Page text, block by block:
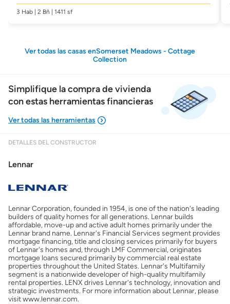
3 Hab | 2 Bñ | 1411 sf
Ver todas las casas enSomerset Meadows - Cottage
Collection
Simplifique la compra de vivienda
con estas herramientas financieras
Costos casa nueva vs. usada
Obtener mi puntaje de crédito
Calcular mi hipoteca
Obtener Aprobación Previa
Preparar mi casa para la venta
DETALLES DEL CONSTRUCTOR
Lennar
Lennar Corporation, founded in 1954, is one of the nation's leading
builders of quality homes for all generations. Lennar builds
affordable, move-up and active adult homes primarily under the
Lennar brand name. Lennar's Financial Services segment provides
mortgage financing, title and closing services primarily for buyers
of Lennar's homes and, through LMF Commercial, originates
mortgage loans secured primarily by commercial real estate
properties throughout the United States. Lennar's Multifamily
segment is a nationwide developer of high-quality multifamily
rental properties. LENX drives Lennar's technology, innovation and
strategic investments. For more information about Lennar, please
visit www.lennar.com.